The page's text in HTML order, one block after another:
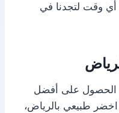
أي وقت لتجدنا في
الحصول على أفضل
طبيعي بالرياض،